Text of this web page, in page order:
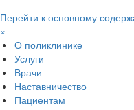
Перейти к основному
×
О поликлинике
Услуги
Врачи
Наставничество
Пациентам